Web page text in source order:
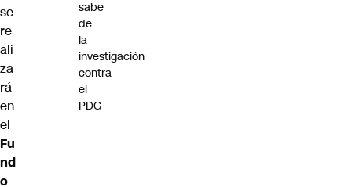
se
re
ali
za
rá
en
el
Fu
nd
o
sabe
de
la
investigación
contra
el
PDG